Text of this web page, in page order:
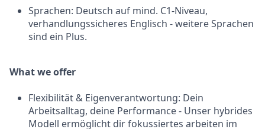
Sprachen: Deutsch auf mind. C1-Niveau,
verhandlungssicheres Englisch - weitere Sprachen
sind ein Plus.
What we offer
Flexibilität & Eigenverantwortung: Dein
Arbeitsalltag, deine Performance - Unser hybrides
Modell ermöglicht dir fokussiertes arbeiten im